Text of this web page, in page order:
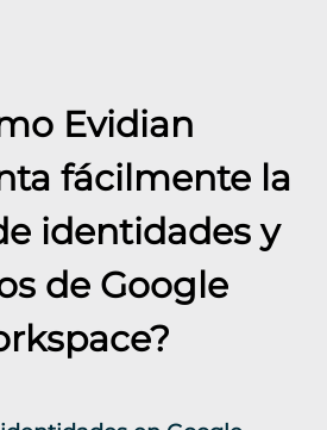
Evidian
fácilmente la
identidades y
de Google
?